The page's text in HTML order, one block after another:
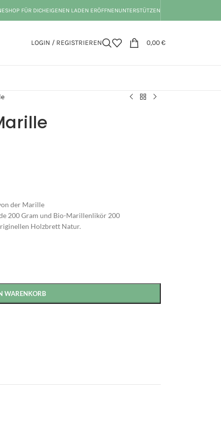
FÜR DICHEIGENEN LADEN ERÖFFNENUNTERSTÜTZEN
LOGIN / REGISTRIEREN 0,00€
der Marille
200 Gram und Bio-Marillenlikör 200
Holzbrett Natur.
WARENKORB